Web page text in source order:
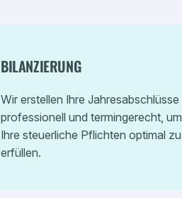
BILANZIERUNG
Wir erstellen Ihre Jahresabschlüsse
professionell und termingerecht, um
Ihre steuerliche Pflichten optimal zu
erfüllen.